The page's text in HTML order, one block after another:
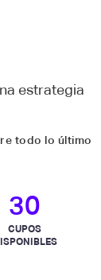
estrategia
todo lo último
30
CUPOS